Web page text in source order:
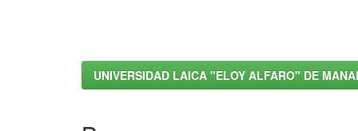
UNIVERSIDAD LAICA "ELOY ALFARO" DE